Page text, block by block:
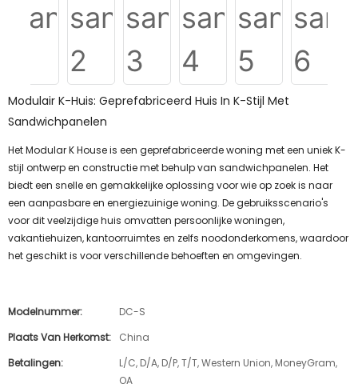
Modulair K-Huis: Geprefabriceerd Huis In K-Stijl Met
Sandwichpanelen
Het Modular K House is een geprefabriceerde woning met een uniek K-
stijl ontwerp en constructie met behulp van sandwichpanelen. Het
biedt een snelle en gemakkelijke oplossing voor wie op zoek is naar
een aanpasbare en energiezuinige woning. De gebruiksscenario's
voor dit veelzijdige huis omvatten persoonlijke woningen,
vakantiehuizen, kantoorruimtes en zelfs noodonderkomens, waardoor
het geschikt is voor verschillende behoeften en omgevingen.
Modelnummer:
DC-S
Plaats Van Herkomst:
China
Betalingen:
L/C, D/A, D/P, T/T, Western Union, MoneyGram,
OA